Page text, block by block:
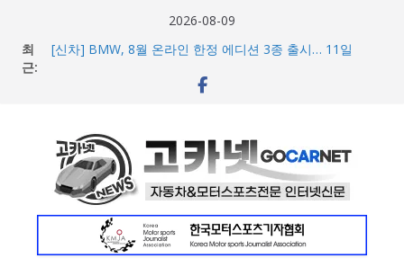
2026-08-09
최
근:
[신차] BMW, 8월 온라인 한정 에디션 3종 출시… 11일
벤틀리, 첫 순수 전기 어반 럭셔리 SUV 토르칼 탑재될 ‘큐레
팝업 오픈
BMW 레이디스 챔피언십 2026, 다양한 티켓 패키지 선보이
며 본격 대회 준비 돌입
현대차·기아, ‘2026 레드닷 어워드’에서 최우수상 2개·본상
15개 수상